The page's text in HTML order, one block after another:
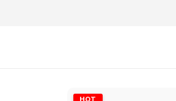
HOT